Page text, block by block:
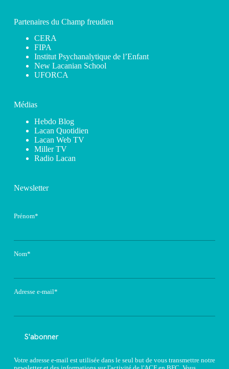
Partenaires du Champ freudien
CERA
FIPA
Institut Psychanalytique de l’Enfant
New Lacanian School
UFORCA
Médias
Hebdo Blog
Lacan Quotidien
Lacan Web TV
Miller TV
Radio Lacan
Newsletter
Prénom*
Nom*
Adresse e-mail*
Votre adresse e-mail est utilisée dans le seul but de vous transmettre notre